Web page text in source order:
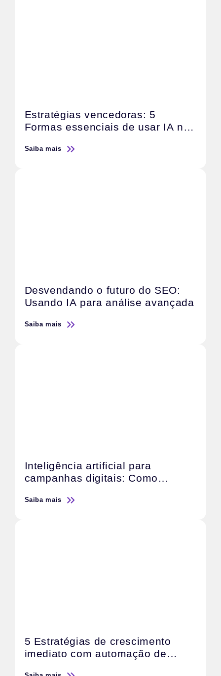
Estratégias vencedoras: 5
Formas essenciais de usar IA no
Saiba mais
Desvendando o futuro do SEO:
Usando IA para análise avançada
Saiba mais
Inteligência artificial para
campanhas digitais: Como
investimento
Saiba mais
5 Estratégias de crescimento
imediato com automação de